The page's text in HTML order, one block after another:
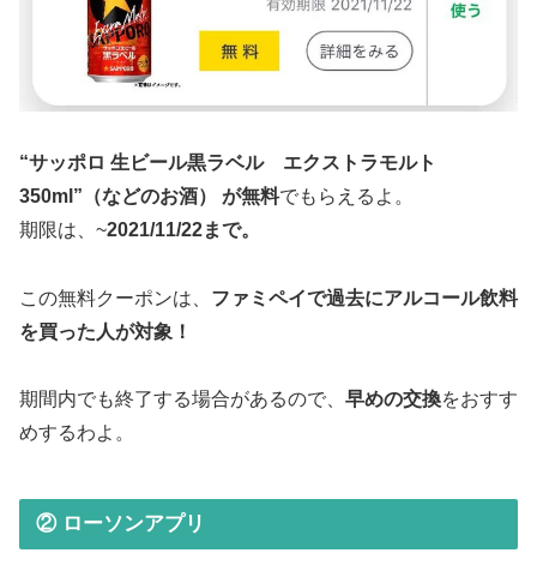
“サッポロ 生ビール黒ラベル エクストラモルト
350ml”（などのお酒） が無料でもらえるよ。
期限は、~2021/11/22まで。
この無料クーポンは、 ファミペイで過去にアルコール飲料
を買った人が対象！
期間内でも終了する場合があるので、 早めの交換をおすす
めするわよ。
② ローソンアプリ